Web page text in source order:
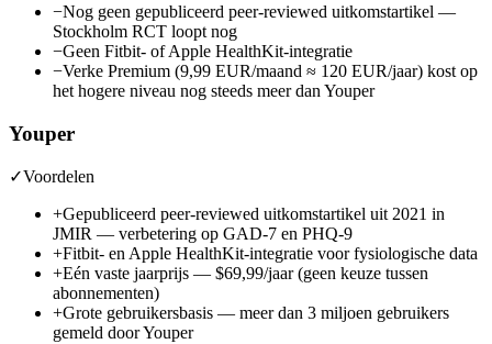
−Nog geen gepubliceerd peer-reviewed uitkomstartikel —
Stockholm RCT loopt nog
−Geen Fitbit- of Apple HealthKit-integratie
−Verke Premium (9,99 EUR/maand ≈ 120 EUR/jaar) kost op
het hogere niveau nog steeds meer dan Youper
Youper
✓Voordelen
+Gepubliceerd peer-reviewed uitkomstartikel uit 2021 in
JMIR — verbetering op GAD-7 en PHQ-9
+Fitbit- en Apple HealthKit-integratie voor fysiologische data
+Eén vaste jaarprijs — $69,99/jaar(geen keuze tussen
abonnementen)
+Grote gebruikersbasis — meer dan 3 miljoen gebruikers
gemeld door Youper